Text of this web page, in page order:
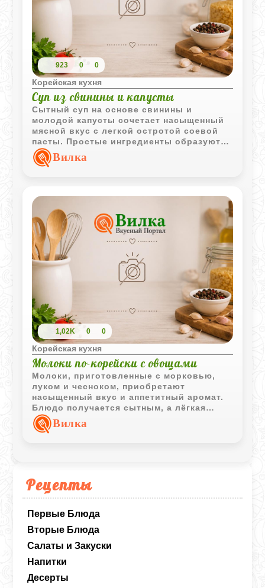
Рецепты
Первые Блюда
Вторые Блюда
Салаты и Закуски
Напитки
Десерты
923 0 0
Корейская кухня
Суп из свинины и капусты
Сытный суп на основе свинины и
молодой капусты сочетает насыщенный
мясной вкус с легкой остротой соевой
пасты. Простые ингредиенты образуют
ароматное блюдо, которое хорошо
подходит для семейного обеда.
Вилка
1,02K 0 0
Корейская кухня
Молоки по-корейски с овощами
Молоки, приготовленные с морковью,
луком и чесноком, приобретают
насыщенный вкус и аппетитный аромат.
Блюдо получается сытным, а лёгкая
острота подчёркивает его корейский
характер.
Вилка